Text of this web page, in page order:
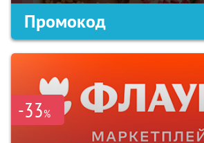
Промокод
-33%